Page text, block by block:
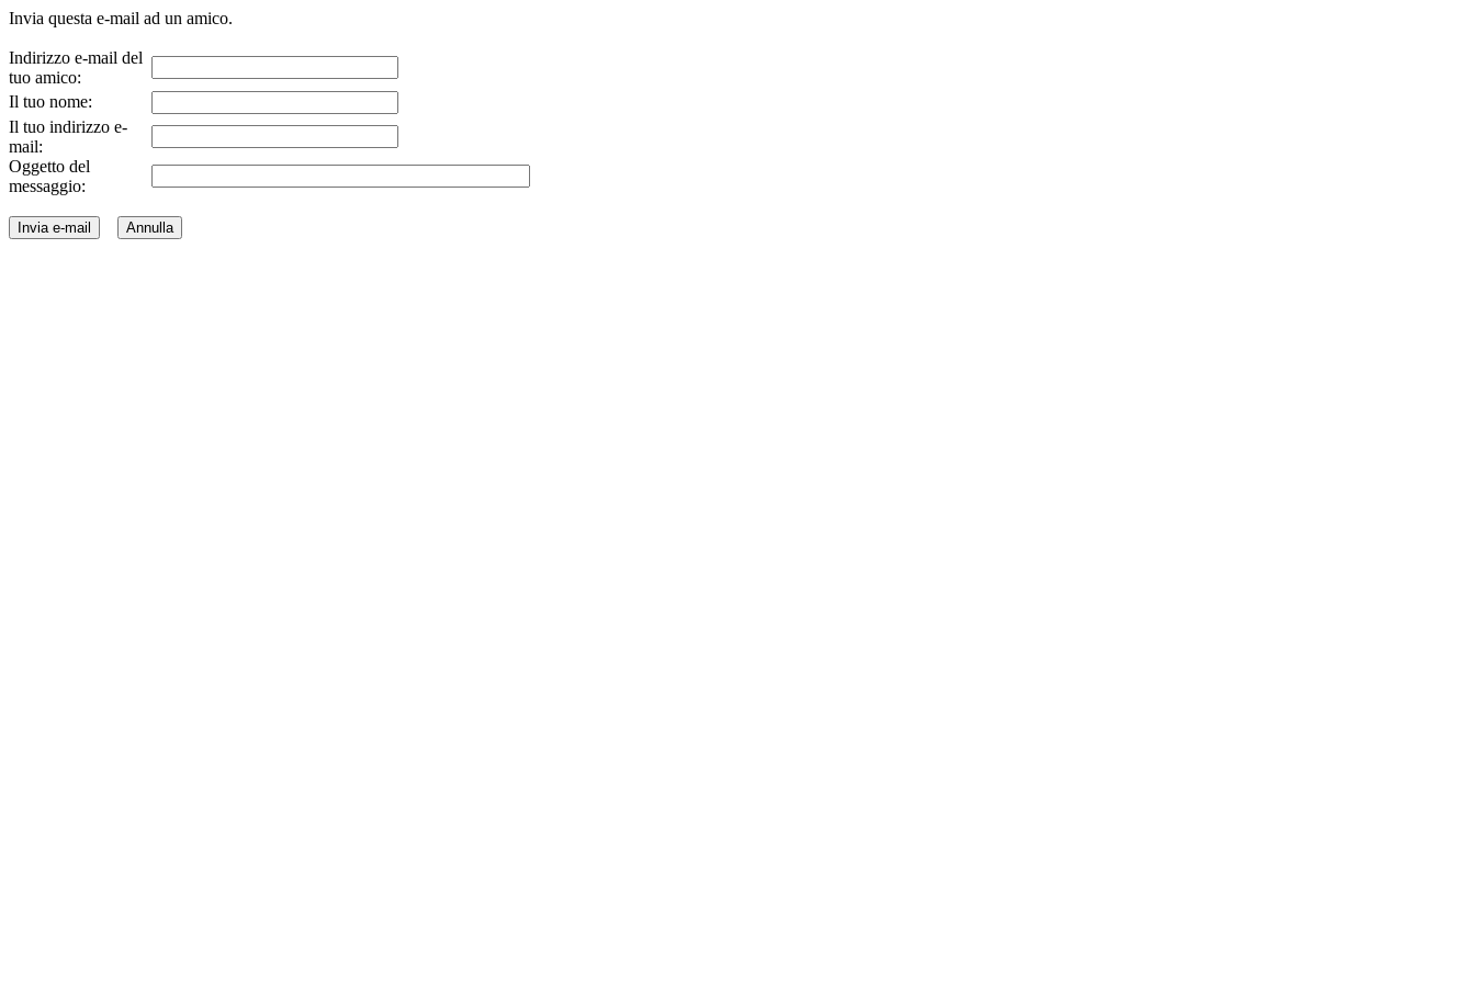
Invia questa e-mail ad un amico.
Indirizzo e-mail del
tuo amico:
Il tuo nome:
Il tuo indirizzo e-
mail:
Oggetto del
messaggio: